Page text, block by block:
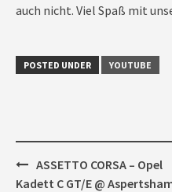
auch nicht. Viel Spaß mit
POSTED UNDER YOUTUBE
Post
navigation
ASSETTO CORSA – Opel
Kadett C GT/E @